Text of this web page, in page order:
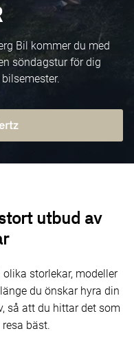
Bil kommer du med
söndagstur för dig
utbud av
storlekar, modeller
du önskar hyra din
så att du hittar det som
bäst.